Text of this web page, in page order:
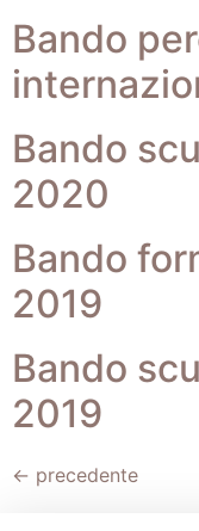
Bando
Bando
2020
Bando
2019
Bando
2019
← precedente